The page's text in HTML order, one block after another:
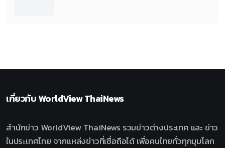
เกี่ยวกับWorldView ThaiNews
สำนักข่าว WorldView ThaiNews รวมข่าวต่างประเทศ และ ข่าว
ในประเทศไทย จากแหล่งข่าวที่เชื่อถือได้ เพื่อคนไทยทั่วทุกมุมโลก